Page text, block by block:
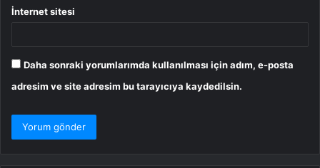
İnternet sitesi
Daha sonraki yorumlarımda kullanılması için adım, e-posta
adresim ve site adresim bu tarayıcıya kaydedilsin.